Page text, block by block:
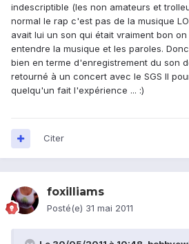
indescriptible (les non amateurs et
normal le rap c'est pas de la musique
avait lui un son qui était vraiment bon
entendre la musique et les paroles.
bien en terme d'enregistrement du son
retourné à un concert avec le SGS II
quelqu'un fait l'expérience ... :)
Citer
foxilliams
Posté(e) 31 mai 2011